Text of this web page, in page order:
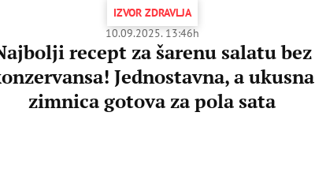
IZVOR ZDRAVLJA
10.09.2025. 13:46h
recept za šarenu salatu bez
Jednostavna, a ukusna
zimnica gotova za pola sata